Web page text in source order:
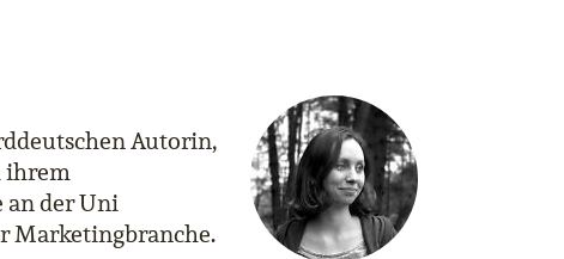
Autorin,
ihrem
an der Uni
Marketingbranche.